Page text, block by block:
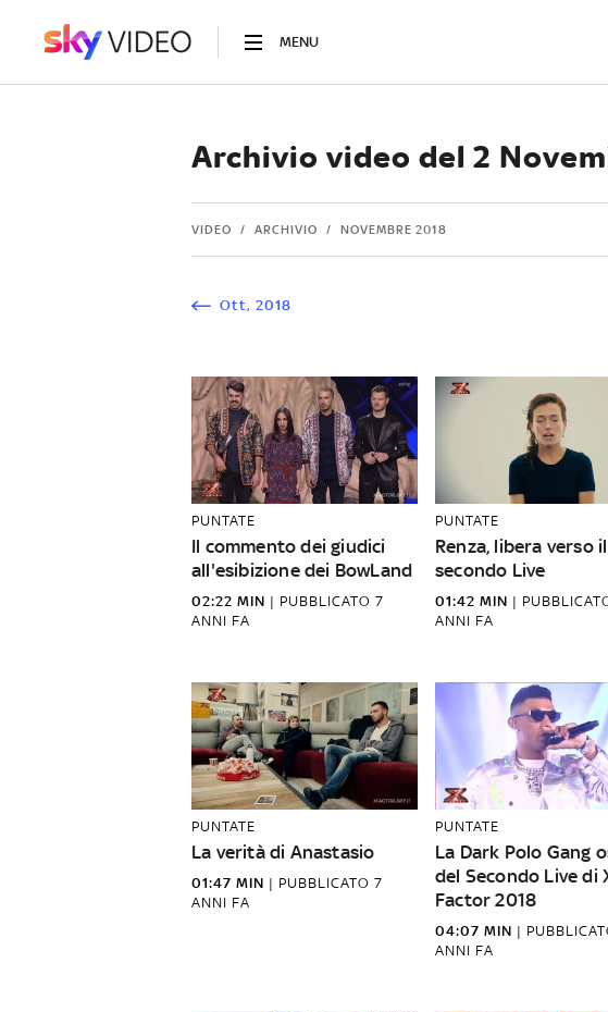
MENU
Archivio video del 2
VIDEO ARCHIVIO NOVEMBRE 2018
Ott, 2018
PUNTATE
Il commento dei giudici
all'esibizione dei BowLand
02:22 MIN | PUBBLICATO 7
ANNI FA
PUNTATE
Renza, libera verso il
secondo Live
01:42 MIN |
ANNI FA
PUNTATE
La verità di Anastasio
01:47 MIN | PUBBLICATO 7
ANNI FA
PUNTATE
La Dark Polo Gang
del Secondo Live di
Factor 2018
04:07 MIN |
ANNI FA